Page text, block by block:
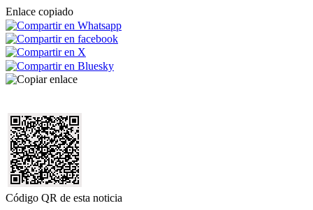
Enlace copiado
Código QR de esta noticia